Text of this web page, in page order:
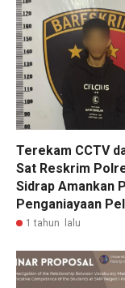
Terekam CCTV
Sat Reskrim
Sidrap Amankan
Penganiayaan
1 tahun lalu